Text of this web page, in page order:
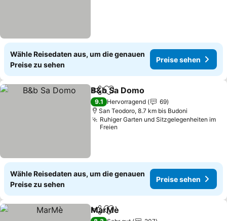
Wähle Reisedaten aus, um die genauen
Preise zu sehen
Preise sehen
TeilenZu Favoriten hinzufügen
B&b Sa Domo
9.1 Hervorragend
69
San Teodoro, 8.7 km bis Budoni
Ruhiger Garten und Sitzgelegenheiten im
Freien
Wähle Reisedaten aus, um die genauen
Preise zu sehen
Preise sehen
TeilenZu Favoriten hinzufügen
MarMè